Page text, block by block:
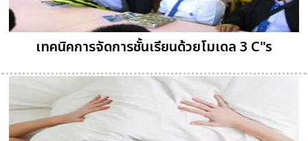
เทคนิคการจัดการชั้นเรียนด้วยโมเดล 3 C"s